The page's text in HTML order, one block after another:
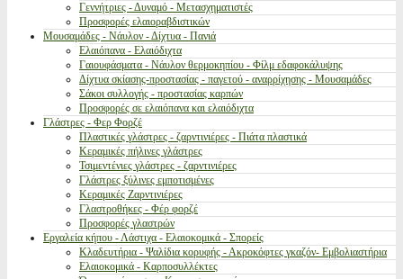
Γεννήτριες - Δυναμό - Μετασχηματιστές
Προσφορές ελαιοραβδιστικών
Μουσαμάδες - Νάυλον - Δίχτυα - Πανιά
Ελαιόπανα - Ελαιόδιχτα
Γαιουφάσματα - Νάυλον θερμοκηπίου - Φίλμ εδαφοκάλυψης
Δίχτυα σκίασης-προστασίας - παγετού - αναρρίχησης - Μουσαμάδες
Σάκοι συλλογής - προστασίας καρπών
Προσφορές σε ελαιόπανα και ελαιόδιχτα
Γλάστρες - Φερ Φορζέ
Πλαστικές γλάστρες - ζαρντινιέρες - Πιάτα πλαστικά
Κεραμικές πήλινες γλάστρες
Τσιμεντένιες γλάστρες - ζαρντινιέρες
Γλάστρες ξύλινες εμποτισμένες
Κεραμικές Ζαρντινιέρες
Γλαστροθήκες - Φέρ φορζέ
Προσφορές γλαστρών
Εργαλεία κήπου - Λάστιχα - Ελαιοκομικά - Σπορείς
Κλαδευτήρια - Ψαλίδια κορυφής - Ακροκόφτες γκαζόν- Εμβολιαστήρια
Ελαιοκομικά - Καρποσυλλέκτες